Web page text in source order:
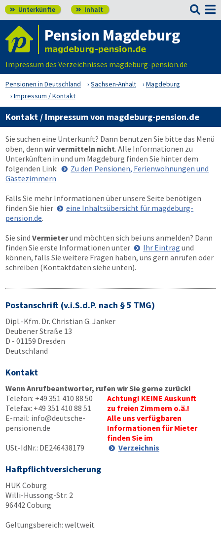
 Unterkünfte  Inhalt 
Pension Magdeburg
Impressum des Verzeichnisses magdeburg-pension.de
Pensionen in Deutschland Sachsen-Anhalt
Magdeburg
Impressum / Kontakt
Kontakt / Impressum von magdeburg-pension.de
Sie suchen eine Unterkunft? Dann benutzen Sie bitte das Menü
oben, denn wir vermitteln nicht. Alle Informationen zu
Unterkünften in und um Magdeburg finden Sie hinter dem
folgenden Link:
Zu den Pensionen, Ferienwohnungen und
Gästezimmern
Falls Sie mehr Informationen über unsere Seite benötigen
finden Sie hier
eine Inhaltsübersicht für magdeburg-
pension.de.
Sie sind Vermieterund möchten sich bei uns anmelden? Dann
finden Sie erste Informationen unter
Ihr Eintrag und
können, falls Sie weitere Fragen haben, uns gern anrufen oder
schreiben (Kontaktdaten siehe unten).
Postanschrift (v.i.S.d.P. nach § 5 TMG)
Dipl.-Kfm. Dr. Christian G. Janker
Deubener Straße 13
D - 01159 Dresden
Deutschland
Kontakt
Wenn Anrufbeantworter, rufen wir Sie gerne zurück!
Telefon: +49 351 410 88 50
Telefax: +49 351 410 88 51
E-mail: info@deutsche-
pensionen.de
USt-IdNr.: DE246438179
Achtung! KEINE Auskunft
zu freien Zimmern o.ä.!
Alle uns verfügbaren
Informationen für Mieter
finden Sie im
Verzeichnis
Haftpflichtversicherung
HUK Coburg
Willi-Hussong-Str. 2
96442 Coburg
Geltungsbereich: weltweit